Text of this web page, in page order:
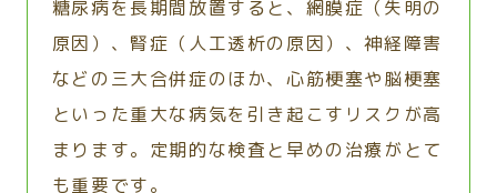
糖尿病を長期間放置すると、網膜症（失明の
原因）、腎症（人工透析の原因）、神経障害
などの三大合併症のほか、心筋梗塞や脳梗塞
といった重大な病気を引き起こすリスクが高
まります。定期的な検査と早めの治療がとて
も重要です。